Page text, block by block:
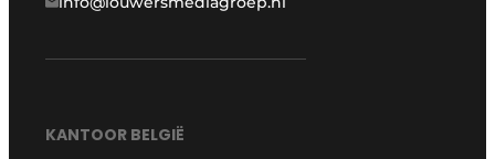
KANTOOR BELGIË